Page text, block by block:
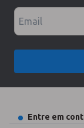
Email
Entre em